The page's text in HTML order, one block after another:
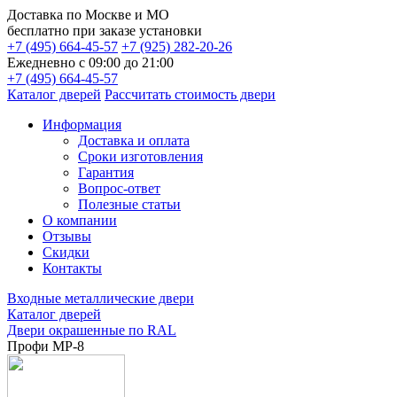
Доставка по Москве и МО
бесплатно при заказе установки
+7 (495) 664-45-57 +7 (925) 282-20-26
Ежедневно с 09:00 до 21:00
+7 (495) 664-45-57
Каталог дверей Рассчитать стоимость двери
Информация
Доставка и оплата
Сроки изготовления
Гарантия
Вопрос-ответ
Полезные статьи
О компании
Отзывы
Скидки
Контакты
Входные металлические двери
Каталог дверей
Двери окрашенные по RAL
Профи МР-8